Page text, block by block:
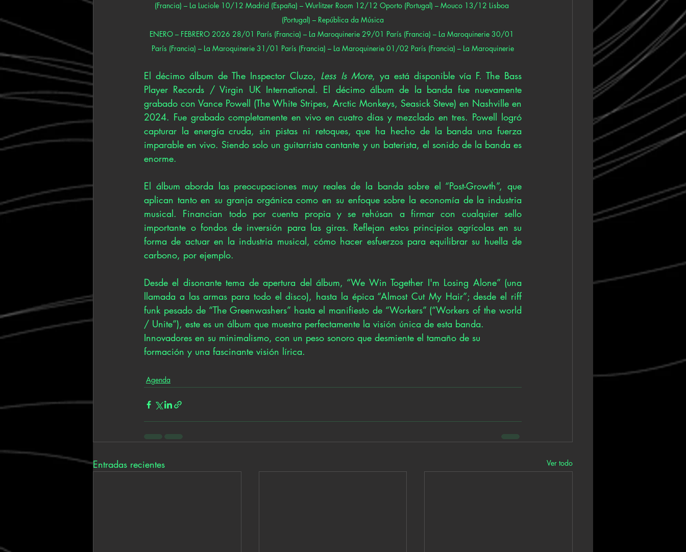
(Francia) – La Luciole 10/12 Madrid (España) – Wurlitzer Room 12/12 Oporto (Portugal) – Mouco 13/12 Lisboa
(Portugal) – República da Música
ENERO – FEBRERO 2026 28/01 París (Francia) – La Maroquinerie 29/01 París (Francia) – La Maroquinerie 30/01
París (Francia) – La Maroquinerie 31/01 París (Francia) – La Maroquinerie 01/02 París (Francia) – La Maroquinerie
El décimo álbum de The Inspector Cluzo, Less Is More, ya está disponible vía F. The Bass
Player Records / Virgin UK International. El décimo álbum de la banda fue nuevamente
grabado con Vance Powell (The White Stripes, Arctic Monkeys, Seasick Steve) en Nashville en
2024. Fue grabado completamente en vivo en cuatro días y mezclado en tres. Powell logró
capturar la energía cruda, sin pistas ni retoques, que ha hecho de la banda una fuerza
imparable en vivo. Siendo solo un guitarrista cantante y un baterista, el sonido de la banda es
enorme.
El álbum aborda las preocupaciones muy reales de la banda sobre el “Post-Growth”, que
aplican tanto en su granja orgánica como en su enfoque sobre la economía de la industria
musical. Financian todo por cuenta propia y se rehúsan a firmar con cualquier sello
importante o fondos de inversión para las giras. Reflejan estos principios agrícolas en su
forma de actuar en la industria musical, cómo hacer esfuerzos para equilibrar su huella de
carbono, por ejemplo.
Desde el disonante tema de apertura del álbum, “We Win Together I'm Losing Alone” (una
llamada a las armas para todo el disco), hasta la épica “Almost Cut My Hair”; desde el riff
funk pesado de “The Greenwashers” hasta el manifiesto de “Workers” (“Workers of the world
/ Unite”), este es un álbum que muestra perfectamente la visión única de esta banda.
Innovadores en su minimalismo, con un peso sonoro que desmiente el tamaño de su
formación y una fascinante visión lírica.
Agenda
Entradas recientes Ver todo